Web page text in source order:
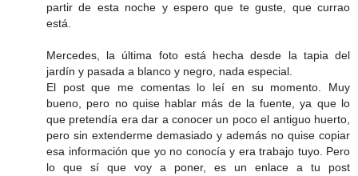
partir de esta noche y espero que te guste, que currao
está.
Mercedes, la última foto está hecha desde la tapia del
jardín y pasada a blanco y negro, nada especial.
El post que me comentas lo leí en su momento. Muy
bueno, pero no quise hablar más de la fuente, ya que lo
que pretendía era dar a conocer un poco el antiguo huerto,
pero sin extenderme demasiado y además no quise copiar
esa información que yo no conocía y era trabajo tuyo. Pero
lo que sí que voy a poner, es un enlace a tu post